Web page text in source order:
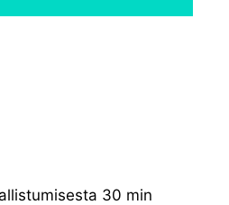
30 min